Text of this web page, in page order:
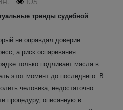
тренды судебной
не оправдал доверие
а риск оспаривания
только подливает масла в
этот момент до последнего. В
человека, недостаточно
процедуру, описанную в